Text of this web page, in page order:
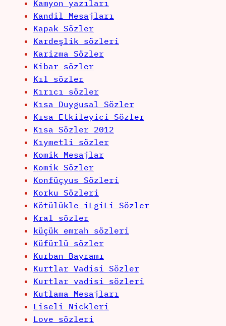
Kamyon yazıları
Kandil Mesajları
Kapak Sözler
Kardeşlik sözleri
Karizma Sözler
Kibar sözler
Kıl sözler
Kırıcı sözler
Kısa Duygusal Sözler
Kısa Etkileyici Sözler
Kısa Sözler 2012
Kıymetli sözler
Komik Mesajlar
Komik Sözler
Konfüçyus Sözleri
Korku Sözleri
Kötülükle iLgiLi Sözler
Kral sözler
küçük emrah sözleri
Küfürlü sözler
Kurban Bayramı
Kurtlar Vadisi Sözler
Kurtlar vadisi sözleri
Kutlama Mesajları
Liseli Nickleri
Love sözleri